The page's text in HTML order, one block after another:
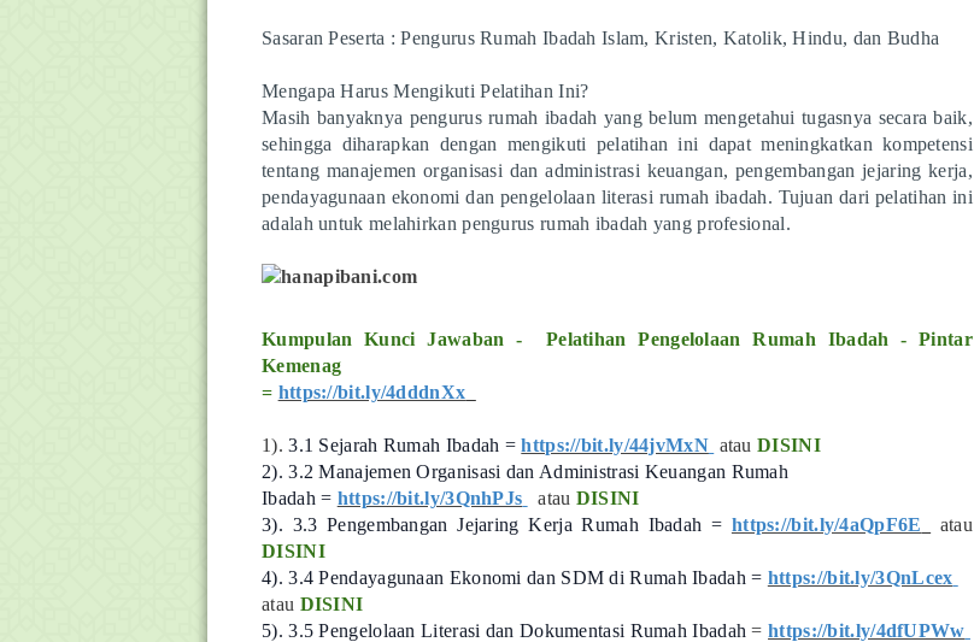
Sasaran Peserta : Pengurus Rumah Ibadah Islam, Kristen, Katolik, Hindu, dan Budha
Mengapa Harus Mengikuti Pelatihan Ini?
Masih banyaknya pengurus rumah ibadah yang belum mengetahui tugasnya secara baik,
sehingga diharapkan dengan mengikuti pelatihan ini dapat meningkatkan kompetensi
tentang manajemen organisasi dan administrasi keuangan, pengembangan jejaring kerja,
pendayagunaan ekonomi dan pengelolaan literasi rumah ibadah. Tujuan dari pelatihan ini
adalah untuk melahirkan pengurus rumah ibadah yang profesional.
Kumpulan Kunci Jawaban - Pelatihan Pengelolaan Rumah Ibadah - Pintar
Kemenag
= https://bit.ly/4dddnXx
1).3.1 Sejarah Rumah Ibadah =https://bit.ly/44jvMxN atauDISINI
2).3.2 Manajemen Organisasi dan Administrasi Keuangan Rumah
Ibadah = https://bit.ly/3QnhPJs atau DISINI
3). 3.3 Pengembangan Jejaring Kerja Rumah Ibadah = https://bit.ly/4aQpF6E
atau
DISINI
4).3.4 Pendayagunaan Ekonomi dan SDM di Rumah Ibadah = https://bit.ly/3QnLcex
atau DISINI
5).3.5 Pengelolaan Literasi dan Dokumentasi Rumah Ibadah= https://bit.ly/4dfUPWw